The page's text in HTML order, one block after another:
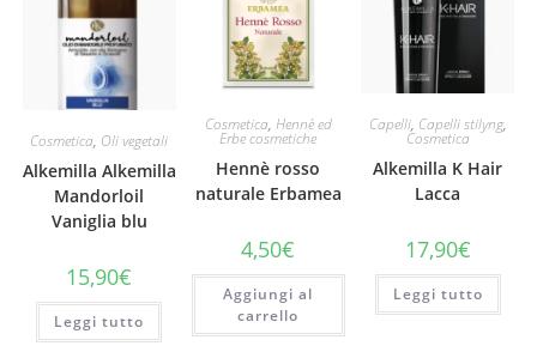
Cosmetica, Oli vegetali
Alkemilla Alkemilla
Mandorloil
Vaniglia blu
15,90€
Leggi tutto
Cosmetica, Hennè ed
Erbe cosmetiche
Hennè rosso
naturale Erbamea
4,50€
Aggiungi al
carrello
Capelli, Capelli stilyng,
Cosmetica
Alkemilla K Hair
Lacca
17,90€
Leggi tutto